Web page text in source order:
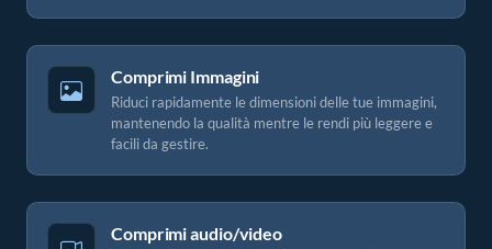
Comprimi Immagini
Riduci rapidamente le dimensioni delle tue immagini,
mantenendo la qualità mentre le rendi più leggere e
facili da gestire.
Comprimi audio/video